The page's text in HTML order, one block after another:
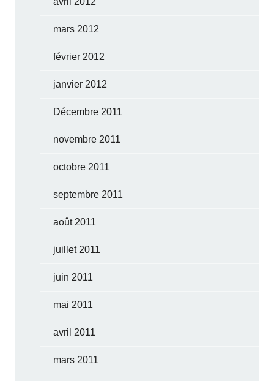
mars 2012
février 2012
janvier 2012
Décembre 2011
novembre 2011
octobre 2011
septembre 2011
août 2011
juillet 2011
juin 2011
mai 2011
avril 2011
mars 2011